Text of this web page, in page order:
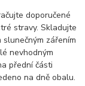
doporučené
stravy. Skladujte
zářením
nevhodným
přední části
na dně obalu.